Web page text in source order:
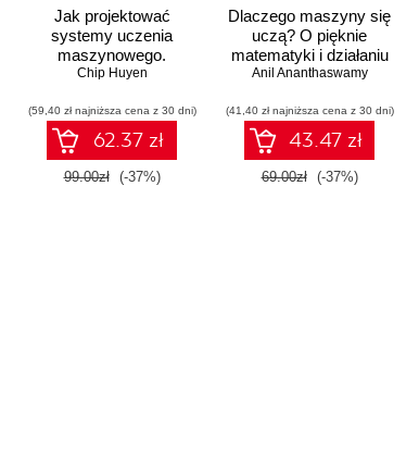
Jak projektować
systemy uczenia
maszynowego.
Iteracyjne tworzenie
pracy
Chip Huyen
(59,40 zł najniższa cena z 30 dni)
62.37 zł
99.00zł (-37%)
Dlaczego maszyny się
uczą? O pięknie
matematyki i działaniu
współczesnej sztucznej
Anil Ananthaswamy
(41,40 zł najniższa cena z 30 dni)
43.47 zł
69.00zł (-37%)